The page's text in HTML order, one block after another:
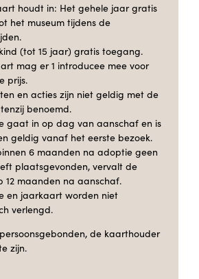
houdt in: Het gehele jaar gratis
het museum tijdens de
(tot 15 jaar) gratis toegang.
mag er 1 introducee mee voor
prijs.
en acties zijn niet geldig met de
benoemd.
gaat in op dag van aanschaf en is
geldig vanaf het eerste bezoek.
6 maanden na adoptie geen
plaatsgevonden, vervalt de
12 maanden na aanschaf.
en jaarkaart worden niet
verlengd.
de kaarthouder
zijn.